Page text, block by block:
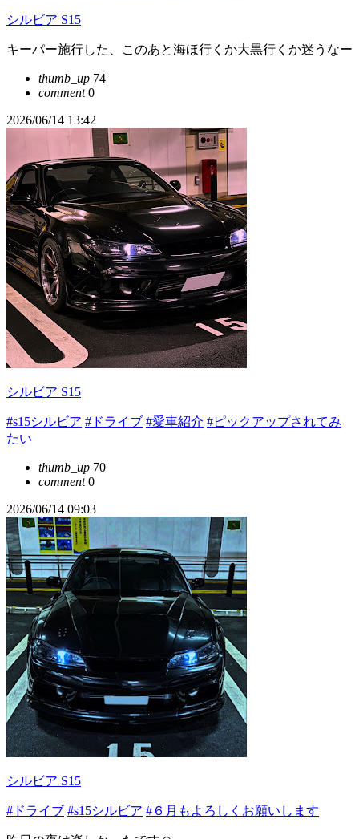
シルビア S15
キーパー施行した、このあと海ほ行くか大黒行くか迷うなー
thumb_up 74
comment0
2026/06/14 13:42
シルビア S15
#s15シルビア #ドライブ #愛車紹介 #ピックアップされてみ
たい
thumb_up 70
comment0
2026/06/14 09:03
シルビア S15
#ドライブ #s15シルビア #６月もよろしくお願いします